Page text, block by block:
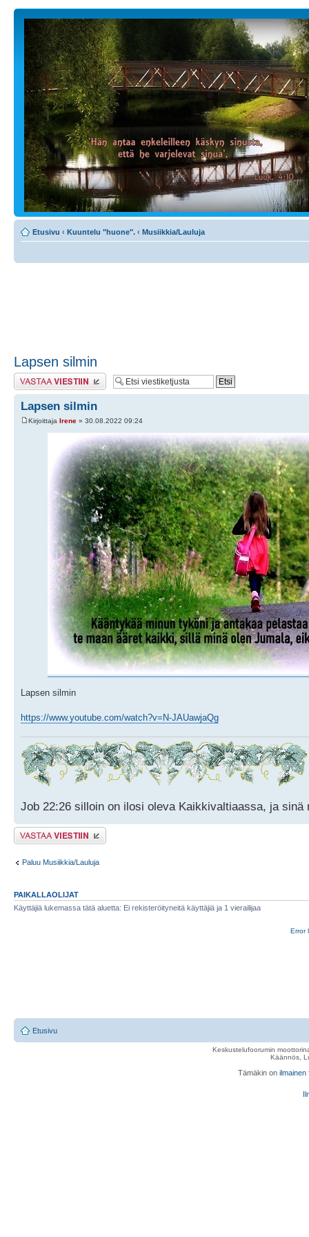
Etusivu ‹ Kuuntelu "huone". ‹ Musiikkia/Lauluja
Lapsen silmin
Lähetä vastaus
Lapsen silmin
Kirjoittaja Irene » 30.08.2022 09:24
Lapsen silmin
https://www.youtube.com/watch?v=N-JAUawjaQg
Job 22:26 silloin on ilosi oleva Kaikkivaltiaassa, ja sinä
Lähetä vastaus
Paluu Musiikkia/Lauluja
PAIKALLAOLIJAT
Käyttäjiä lukemassa tätä aluetta: Ei rekisteröityneitä käyttäjiä ja 1 vierailijaa
Error
Etusivu
Keskustelufoorumin
Käännös,
Tämäkin on ilmainen